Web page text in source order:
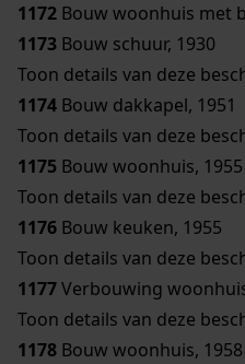
1172 Bouw woonhuis met
1173 Bouw schuur, 1930
Toon details van deze
1174 Bouw dakkapel, 1951
Toon details van deze
1175 Bouw woonhuis, 1955
Toon details van deze
1176 Bouw keuken, 1955
Toon details van deze
1177Verbouwing
Toon details van deze
1178 Bouw woonhuis, 1958